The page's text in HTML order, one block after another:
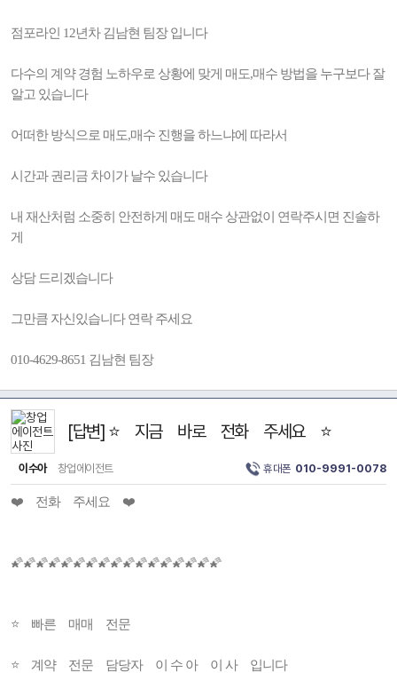
점포라인 12년차 김남현 팀장 입니다
다수의 계약 경험 노하우로 상황에 맞게 매도,매수 방법을 누구보다 잘
알고 있습니다
어떠한 방식으로 매도,매수 진행을 하느냐에 따라서
시간과 권리금 차이가 날수 있습니다
내 재산처럼 소중히 안전하게 매도 매수 상관없이 연락주시면 진솔하
게
상담 드리겠습니다
그만큼 자신있습니다 연락 주세요
010-4629-8651 김남현 팀장
[답변] ⭐ 지금 바로 전화 주세요 ⭐
이수아 창업에이전트 휴대폰 010-9991-0078
❤️ 전화 주세요 ❤️
🌠🌠🌠🌠🌠🌠🌠🌠🌠🌠🌠🌠🌠🌠🌠🌠🌠
⭐ 빠른 매매 전문
⭐ 계약 전문 담당자 이 수 아 이 사 입니다